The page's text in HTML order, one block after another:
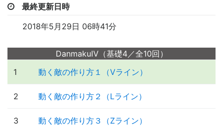
最終更新日時
2018年5月29日 06時41分
DanmakuⅣ（基礎4／全10回）
1
動く敵の作り方１（Vライン）
2 動く敵の作り方２（Lライン）
3 動く敵の作り方３（Zライン）